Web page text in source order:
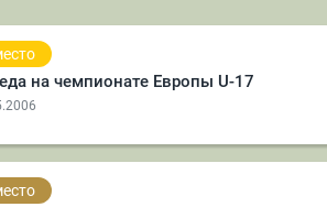
на чемпионате Европы U-17